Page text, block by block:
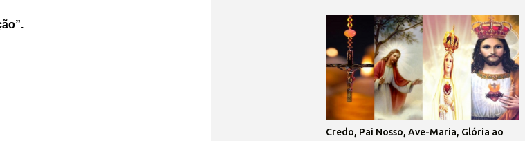
Credo, Pai Nosso, Ave-Maria, Glória ao